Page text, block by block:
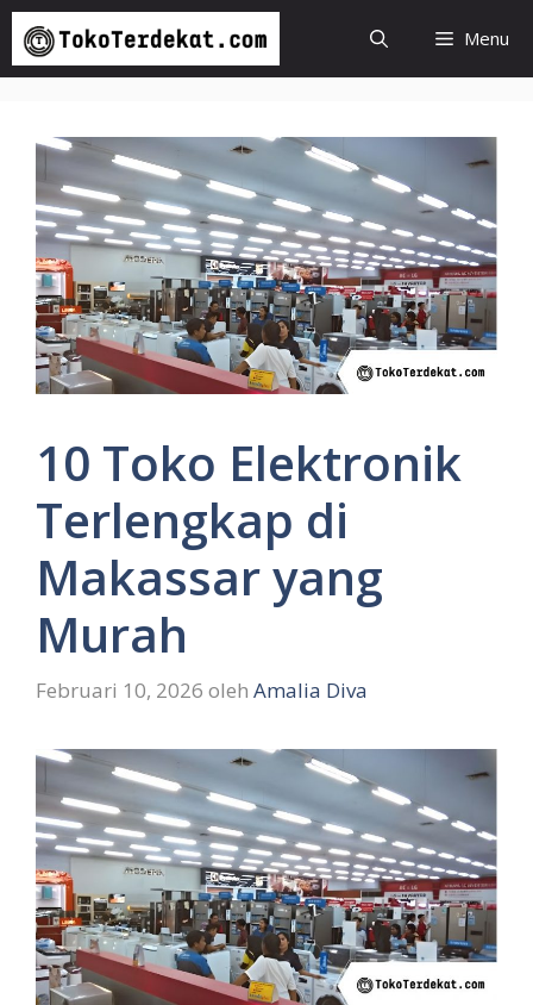
Langsung
isi
Menu
10 Toko Elektronik
Terlengkap di
Makassar yang
Murah
Februari 10, 2026 oleh Amalia Diva